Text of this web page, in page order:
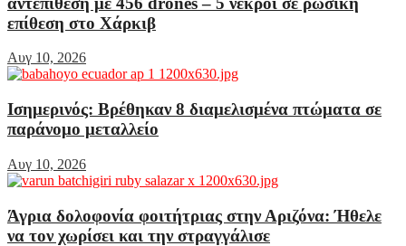
επίθεση στο Χάρκιβ
Αυγ 10, 2026
Ισημερινός: Βρέθηκαν 8 διαμελισμένα πτώματα σε
παράνομο μεταλλείο
Αυγ 10, 2026
Άγρια δολοφονία φοιτήτριας στην Αριζόνα: Ήθελε
να τον χωρίσει και την στραγγάλισε